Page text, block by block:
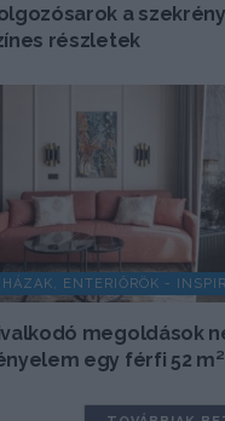
a
részletek
HÁZAK, ENTERIŐRÖK -
megoldások
egy férfi 52